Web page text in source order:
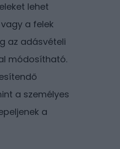
lehet
a felek
az adásvételi
módosítható.
a személyes
a